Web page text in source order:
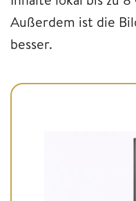
Außerdem ist die
besser.